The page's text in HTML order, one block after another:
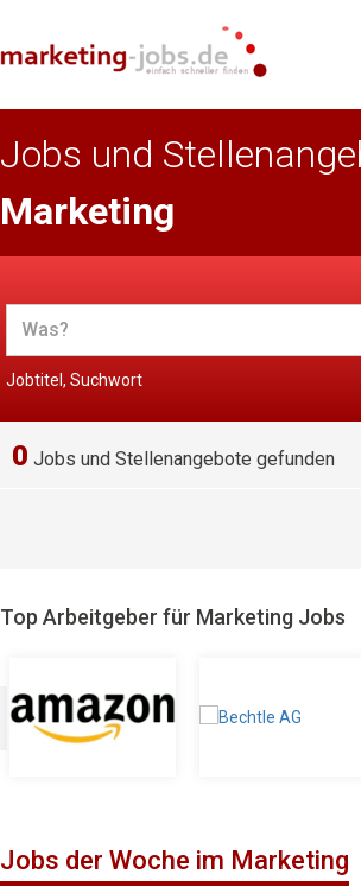
Jobs und
Marketing
Jobtitel, Suchwort
0 Jobs und Stellenangebote gefunden
Top Arbeitgeber für Marketing Jobs
Jobs der Woche im Marketing